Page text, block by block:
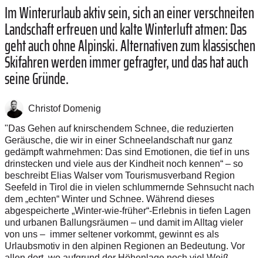
Im Winterurlaub aktiv sein, sich an einer verschneiten
Landschaft erfreuen und kalte Winterluft atmen: Das
geht auch ohne Alpinski. Alternativen zum klassischen
Skifahren werden immer gefragter, und das hat auch
seine Gründe.
Christof Domenig
"Das Gehen auf knirschendem Schnee, die reduzierten
Geräusche, die wir in einer Schneelandschaft nur ganz
gedämpft wahrnehmen: Das sind Emotionen, die tief in uns
drinstecken und viele aus der Kindheit noch kennen“ – so
beschreibt Elias Walser vom Tourismusverband Region
Seefeld in Tirol die in vielen schlummernde Sehnsucht nach
dem „echten“ Winter und Schnee. Während dieses
abgespeicherte „Winter-wie-früher“-Erlebnis in tiefen Lagen
und urbanen Ballungsräumen – und damit im Alltag vieler
von uns – immer seltener vorkommt, gewinnt es als
Urlaubsmotiv in den alpinen Regionen an Bedeutung. Vor